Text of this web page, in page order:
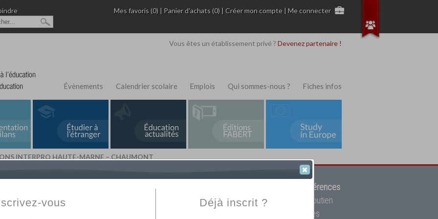
Mes favoris (0) | Panier d'achats (0) |Créer mon compte |Me connecter
Vous êtes un établissement privé ? Devenez partenaire !
Évènements Calendrier scolaire Emplois Qui sommes-nous ? Fiches infos
INTERPRO HAUTE-MARNE – CHAUMONT
Fabert.com
12908 références
votre établissement privé, du primaire au supérieur, mais aussi des cours de soutien
scolaire et des cours à distance. Ce moteur regroupe toutes les écoles privées
vous Déjà inscrit ?